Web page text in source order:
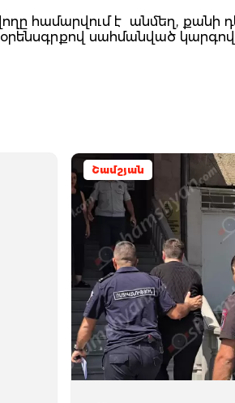
համարվում է անմեղ, քանի
սահմանված
Շամշյան